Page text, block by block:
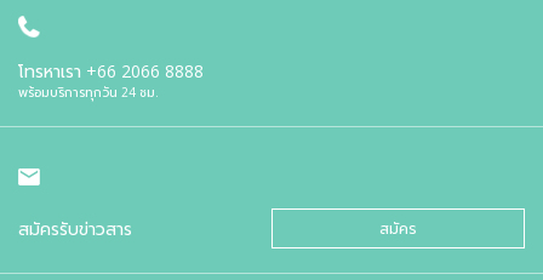
โทรหาเรา +66 2066 8888
พร้อมบริการทุกวัน 24 ชม.
สมัครรับข่าวสาร สมัคร